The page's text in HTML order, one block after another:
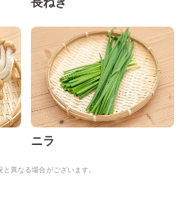
ニラ
異なる場合がございます。